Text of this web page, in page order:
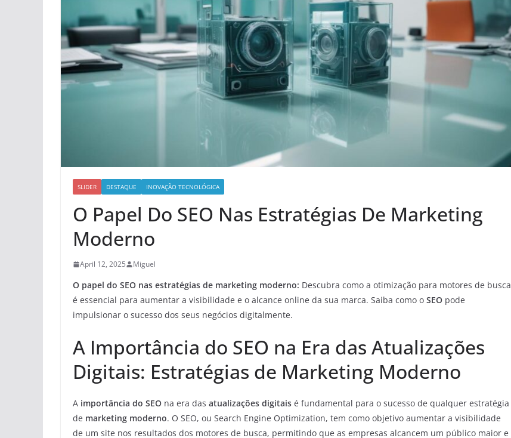
SLIDER DESTAQUE INOVAÇÃO TECNOLÓGICA
O Papel Do SEO Nas Estratégias De Marketing
Moderno
April 12, 2025 Miguel
O papel do SEO nas estratégias de marketing moderno: Descubra como a otimização para motores de busca
é essencial para aumentar a visibilidade e o alcance online da sua marca. Saiba como o SEO pode
impulsionar o sucesso dos seus negócios digitalmente.
A Importância do SEO na Era das Atualizações
Digitais: Estratégias de Marketing Moderno
A importância do SEO na era das atualizações digitais é fundamental para o sucesso de qualquer estratégia
de marketing moderno. O SEO, ou Search Engine Optimization, tem como objetivo aumentar a visibilidade
de um site nos resultados dos motores de busca, permitindo que as empresas alcancem um público maior e